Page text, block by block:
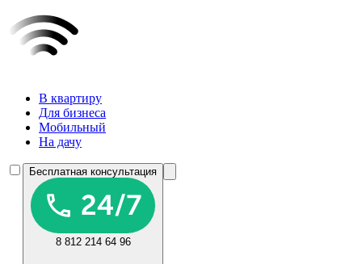
В квартиру
Для бизнеса
Мобильный
На дачу
Бесплатная консультация
8 812 214 64 96